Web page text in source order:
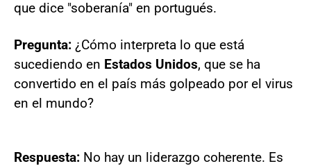
que dice "soberanía" en portugués.
Pregunta: ¿Cómo interpreta lo que está
sucediendo en Estados Unidos, que se ha
convertido en el país más golpeado por el virus
en el mundo?
Respuesta: No hay un liderazgo coherente. Es